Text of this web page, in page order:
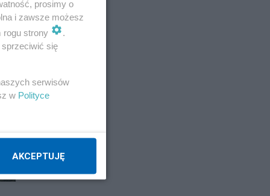
prosimy o
i zawsze możesz
rogu strony
się
serwisów
w Polityce
AKCEPTUJĘ